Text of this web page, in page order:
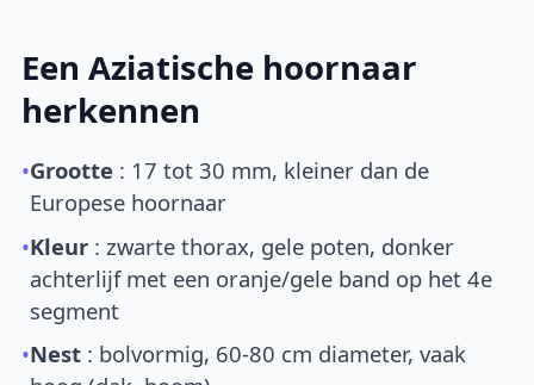
Een Aziatische hoornaar
herkennen
•Grootte : 17 tot 30 mm, kleiner dan de
Europese hoornaar
•Kleur : zwarte thorax, gele poten, donker
achterlijf met een oranje/gele band op het 4e
segment
•Nest : bolvormig, 60-80 cm diameter, vaak